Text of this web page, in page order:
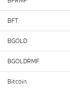
BFT
BGOLD
BGOLDRMF
Bitcoin